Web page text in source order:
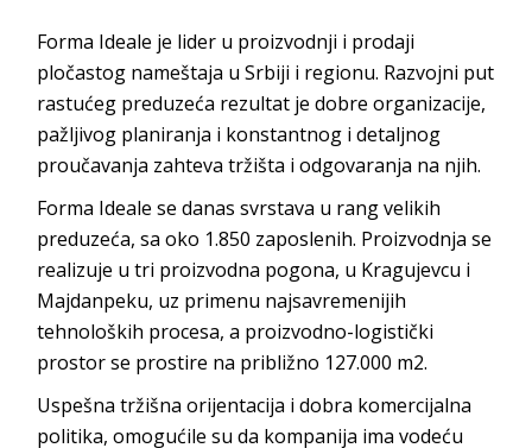
Forma Ideale je lider u proizvodnji i prodaji
pločastog nameštaja u Srbiji i regionu. Razvojni put
rastućeg preduzeća rezultat je dobre organizacije,
pažljivog planiranja i konstantnog i detaljnog
proučavanja zahteva tržišta i odgovaranja na njih.
Forma Ideale se danas svrstava u rang velikih
preduzeća, sa oko 1.850 zaposlenih. Proizvodnja se
realizuje u tri proizvodna pogona, u Kragujevcu i
Majdanpeku, uz primenu najsavremenijih
tehnoloških procesa, a proizvodno-logistički
prostor se prostire na približno 127.000 m2.
Uspešna tržišna orijentacija i dobra komercijalna
politika, omogućile su da kompanija ima vodeću